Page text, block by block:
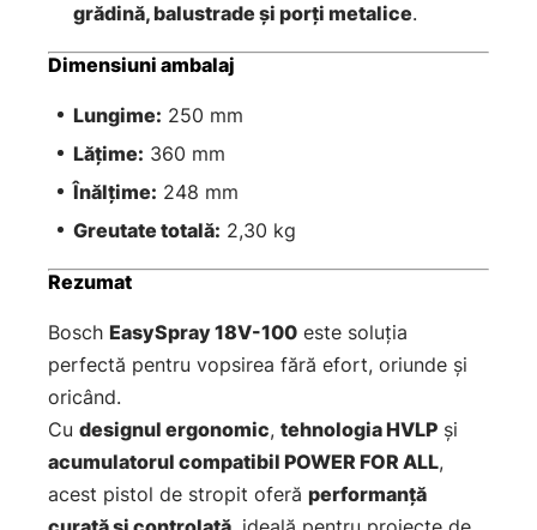
grădină, balustrade și porți metalice.
Dimensiuni ambalaj
Lungime: 250 mm
Lățime: 360 mm
Înălțime: 248 mm
Greutate totală: 2,30 kg
Rezumat
Bosch EasySpray 18V-100 este soluția
perfectă pentru vopsirea fără efort, oriunde și
oricând.
Cu designul ergonomic, tehnologia HVLP și
acumulatorul compatibil POWER FOR ALL,
acest pistol de stropit oferă performanță